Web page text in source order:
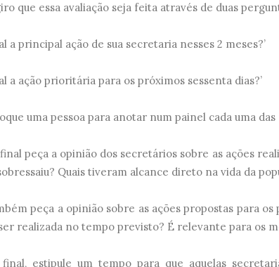
que essa avaliação seja feita através de duas
a principal ação de sua secretaria nesses 2 meses?’
a ação prioritária para os próximos sessenta dias?’
uma pessoa para anotar num painel cada uma das
peça a opinião dos secretários sobre as ações
Quais tiveram alcance direto na vida da
peça a opinião sobre as ações propostas para
realizada no tempo previsto? É relevante para os
estipule um tempo para que aquelas